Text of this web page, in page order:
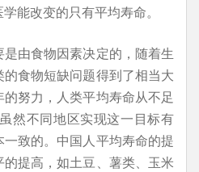
能改变的只有平均寿命。
由食物因素决定的，随着生
食物短缺问题得到了相当大
努力，人类平均寿命从不足
然不同地区实现这一目标有
致的。中国人平均寿命的提
提高，如土豆、薯类、玉米